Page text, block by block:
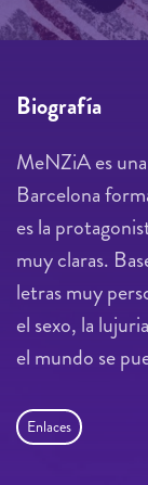
Biografía
MeNZiA es
Barcelona
es la
muy claras.
letras muy
el sexo, la
el mundo se
Enlaces